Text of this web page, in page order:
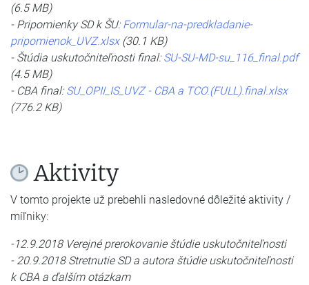
(6.5 MB)
- Pripomienky SD k ŠU:Formular-na-predkladanie-
pripomienok_UVZ.xlsx(30.1 KB)
- Štúdia uskutočniteľnosti final:SU-SU-MD-su_116_final.pdf
(4.5 MB)
- CBA final:SU_OPII_IS_UVZ - CBA a TCO.(FULL).final.xlsx
(776.2 KB)
Aktivity
V tomto projekte už prebehli nasledovné dôležité aktivity /
míľniky:
-12.9.2018 Verejné prerokovanie štúdie uskutočniteľnosti
- 20.9.2018 Stretnutie SD a autora štúdie uskutočniteľnosti
k CBA a ďalším otázkam